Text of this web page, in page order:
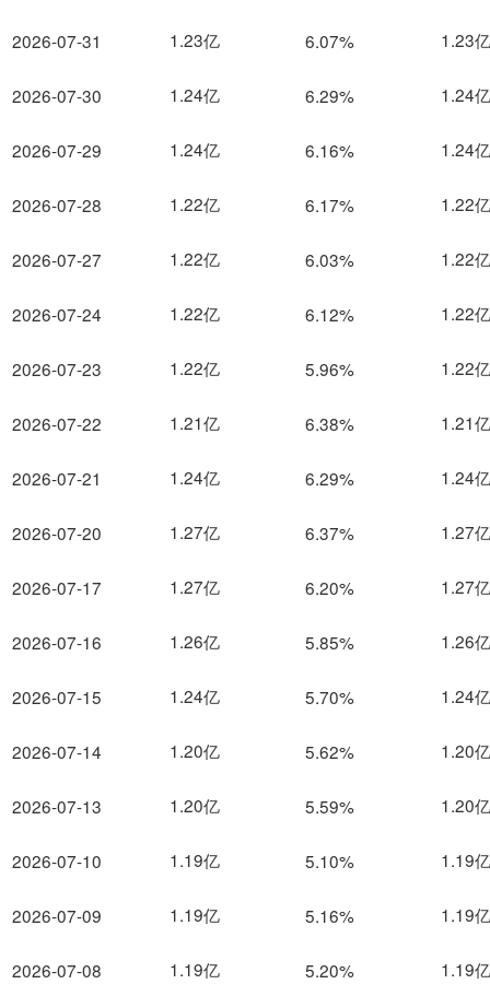
2026-07-31
2026-07-30
2026-07-29
2026-07-28
2026-07-27
2026-07-24
2026-07-23
2026-07-22
2026-07-21
2026-07-20
2026-07-17
2026-07-16
2026-07-15
2026-07-14
2026-07-13
2026-07-10
2026-07-09
2026-07-08
1.23亿 6.07% 1.23亿
1.24亿 6.29% 1.24亿
1.24亿 6.16% 1.24亿
1.22亿 6.17% 1.22亿
1.22亿 6.03% 1.22亿
1.22亿 6.12% 1.22亿
1.22亿 5.96% 1.22亿
1.21亿 6.38% 1.21亿
1.24亿 6.29% 1.24亿
1.27亿 6.37% 1.27亿
1.27亿 6.20% 1.27亿
1.26亿 5.85% 1.26亿
1.24亿 5.70% 1.24亿
1.20亿 5.62% 1.20亿
1.20亿 5.59% 1.20亿
1.19亿 5.10% 1.19亿
1.19亿 5.16% 1.19亿
1.19亿 5.20% 1.19亿